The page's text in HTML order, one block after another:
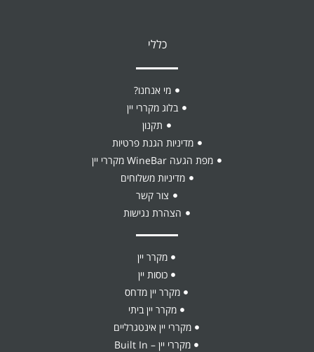
כללי
מי אנחנו?
בלוג מקררי יין
תקנון
מדיניות הגנת פרטיות
מפת הגעה WineBar מקררי יין
מדיניות משלוחים
צור קשר
הצהרת נגישות
מקרר יין
כוסות יין
מקרר יין מדחס
מקרר יין ביתי
מקררי יין אינטגרליים
מקררי יין – Built In